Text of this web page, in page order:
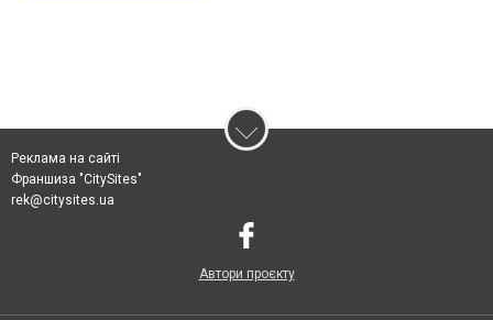
Реклама на сайті
Франшиза "CitySites"
rek@citysites.ua
Автори проєкту